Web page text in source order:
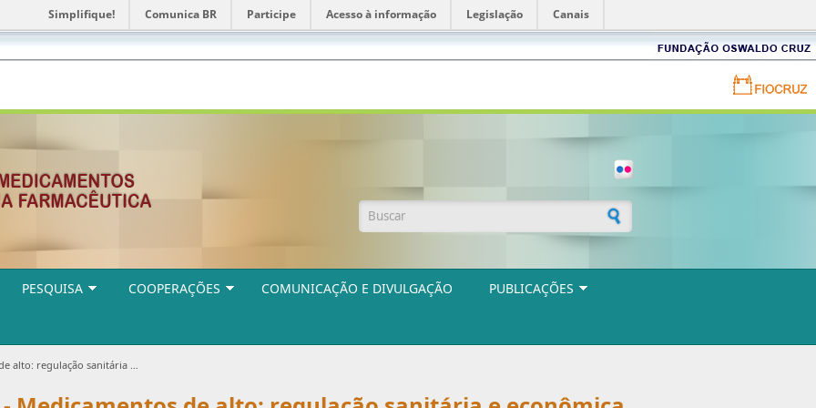
Simplifique! Comunica BR Participe Acesso à informação Legislação Canais
Fundação
Oswaldo
Portal
Formulário de busca
PESQUISA COOPERAÇÕES COMUNICAÇÃO E DIVULGAÇÃO PUBLICAÇÕES
sanitária e econômica